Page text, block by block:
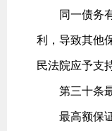
同一债务有
利，导致其他
民法院应予支
第三十条最
最高额保证